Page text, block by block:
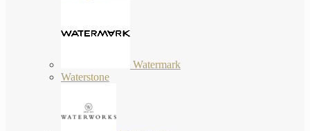
Watermark
Waterstone